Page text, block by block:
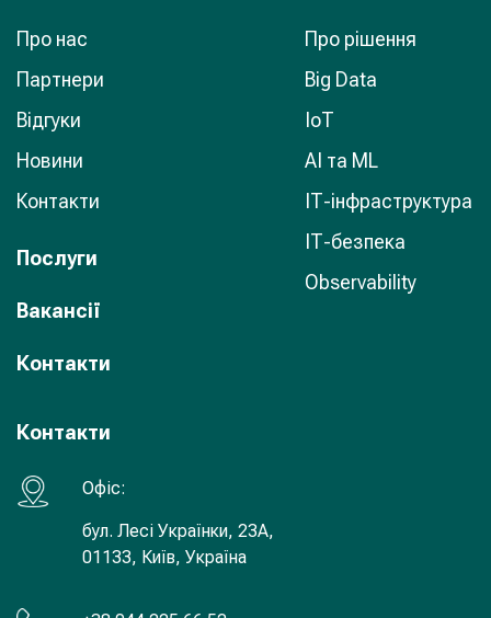
Про нас
Партнери
Відгуки
Новини
Контакти
Послуги
Вакансії
Контакти
Про рішення
Big Data
IoT
AI та ML
ІТ-інфраструктура
ІТ-безпека
Observability
Контакти
Офiс:
бул. Лесі Українки, 23А,
01133, Київ, Україна